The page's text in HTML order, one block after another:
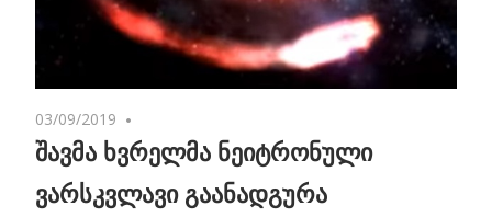
03/09/2019
შავმა ხვრელმა ნეიტრონული
ვარსკვლავი გაანადგურა